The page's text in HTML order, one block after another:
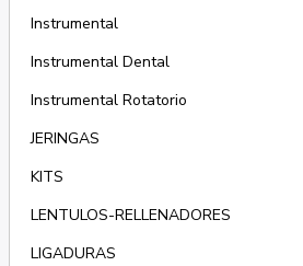
Instrumental
Instrumental Dental
Instrumental Rotatorio
JERINGAS
KITS
LENTULOS-RELLENADORES
LIGADURAS